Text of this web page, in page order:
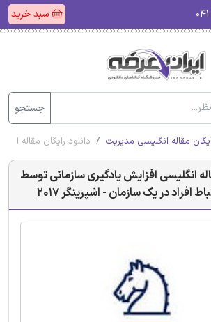
سبد خرید
جستجو
مقاله انگلیسی مدیریت دانلود رایگان مقاله
انگلیسی افزایش یادگیری سازمانی توسط
افراد در یک سازمان - اشپرینگر 2017